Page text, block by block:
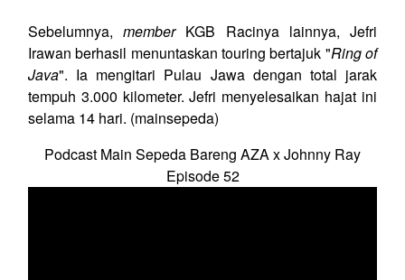
Sebelumnya,memberKGB Racinya lainnya, Jefri
Irawan berhasil menuntaskan touring bertajuk "Ring of
Java". Ia mengitari Pulau Jawa dengan total jarak
tempuh 3.000 kilometer. Jefri menyelesaikan hajat ini
selama 14 hari. (mainsepeda)
Podcast Main Sepeda Bareng AZA x Johnny Ray
Episode 52